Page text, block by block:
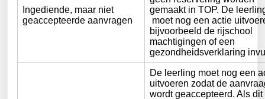
Ingediende, maar niet
geaccepteerde aanvragen
gemaakt in TOP. De
moet nog een actie
bijvoorbeeld de rijschool
machtigingen of een
gezondheidsverklaring
De leerling moet nog een
uitvoeren zodat de
wordt geaccepteerd. Als